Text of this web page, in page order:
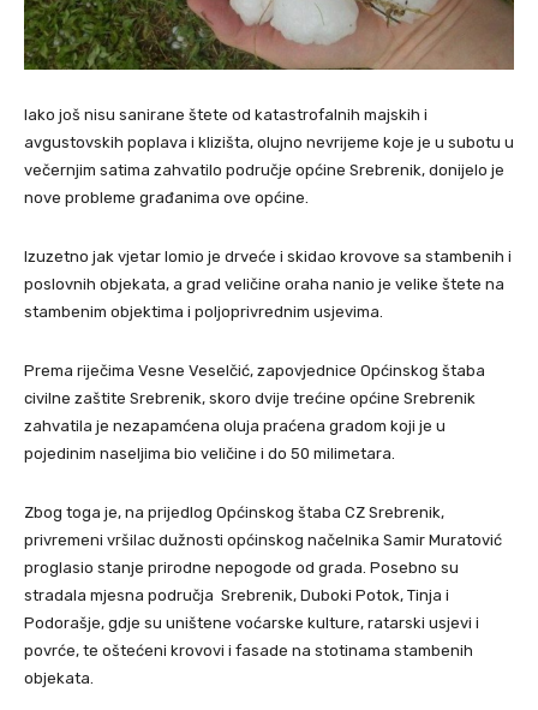
Iako još nisu sanirane štete od katastrofalnih majskih i
avgustovskih poplava i klizišta, olujno nevrijeme koje je u subotu u
večernjim satima zahvatilo područje općine Srebrenik, donijelo je
nove probleme građanima ove općine.
Izuzetno jak vjetar lomio je drveće i skidao krovove sa stambenih i
poslovnih objekata, a grad veličine oraha nanio je velike štete na
stambenim objektima i poljoprivrednim usjevima.
Prema riječima Vesne Veselčić, zapovjednice Općinskog štaba
civilne zaštite Srebrenik, skoro dvije trećine općine Srebrenik
zahvatila je nezapamćena oluja praćena gradom koji je u
pojedinim naseljima bio veličine i do 50 milimetara.
Zbog toga je, na prijedlog Općinskog štaba CZ Srebrenik,
privremeni vršilac dužnosti općinskog načelnika Samir Muratović
proglasio stanje prirodne nepogode od grada. Posebno su
stradala mjesna područja Srebrenik, Duboki Potok, Tinja i
Podorašje, gdje su uništene voćarske kulture, ratarski usjevi i
povrće, te oštećeni krovovi i fasade na stotinama stambenih
objekata.